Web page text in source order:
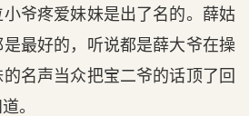
爷疼爱妹妹是出了名的。薛姑
最好的，听说都是薛大爷在操
名声当众把宝二爷的话顶了回
。